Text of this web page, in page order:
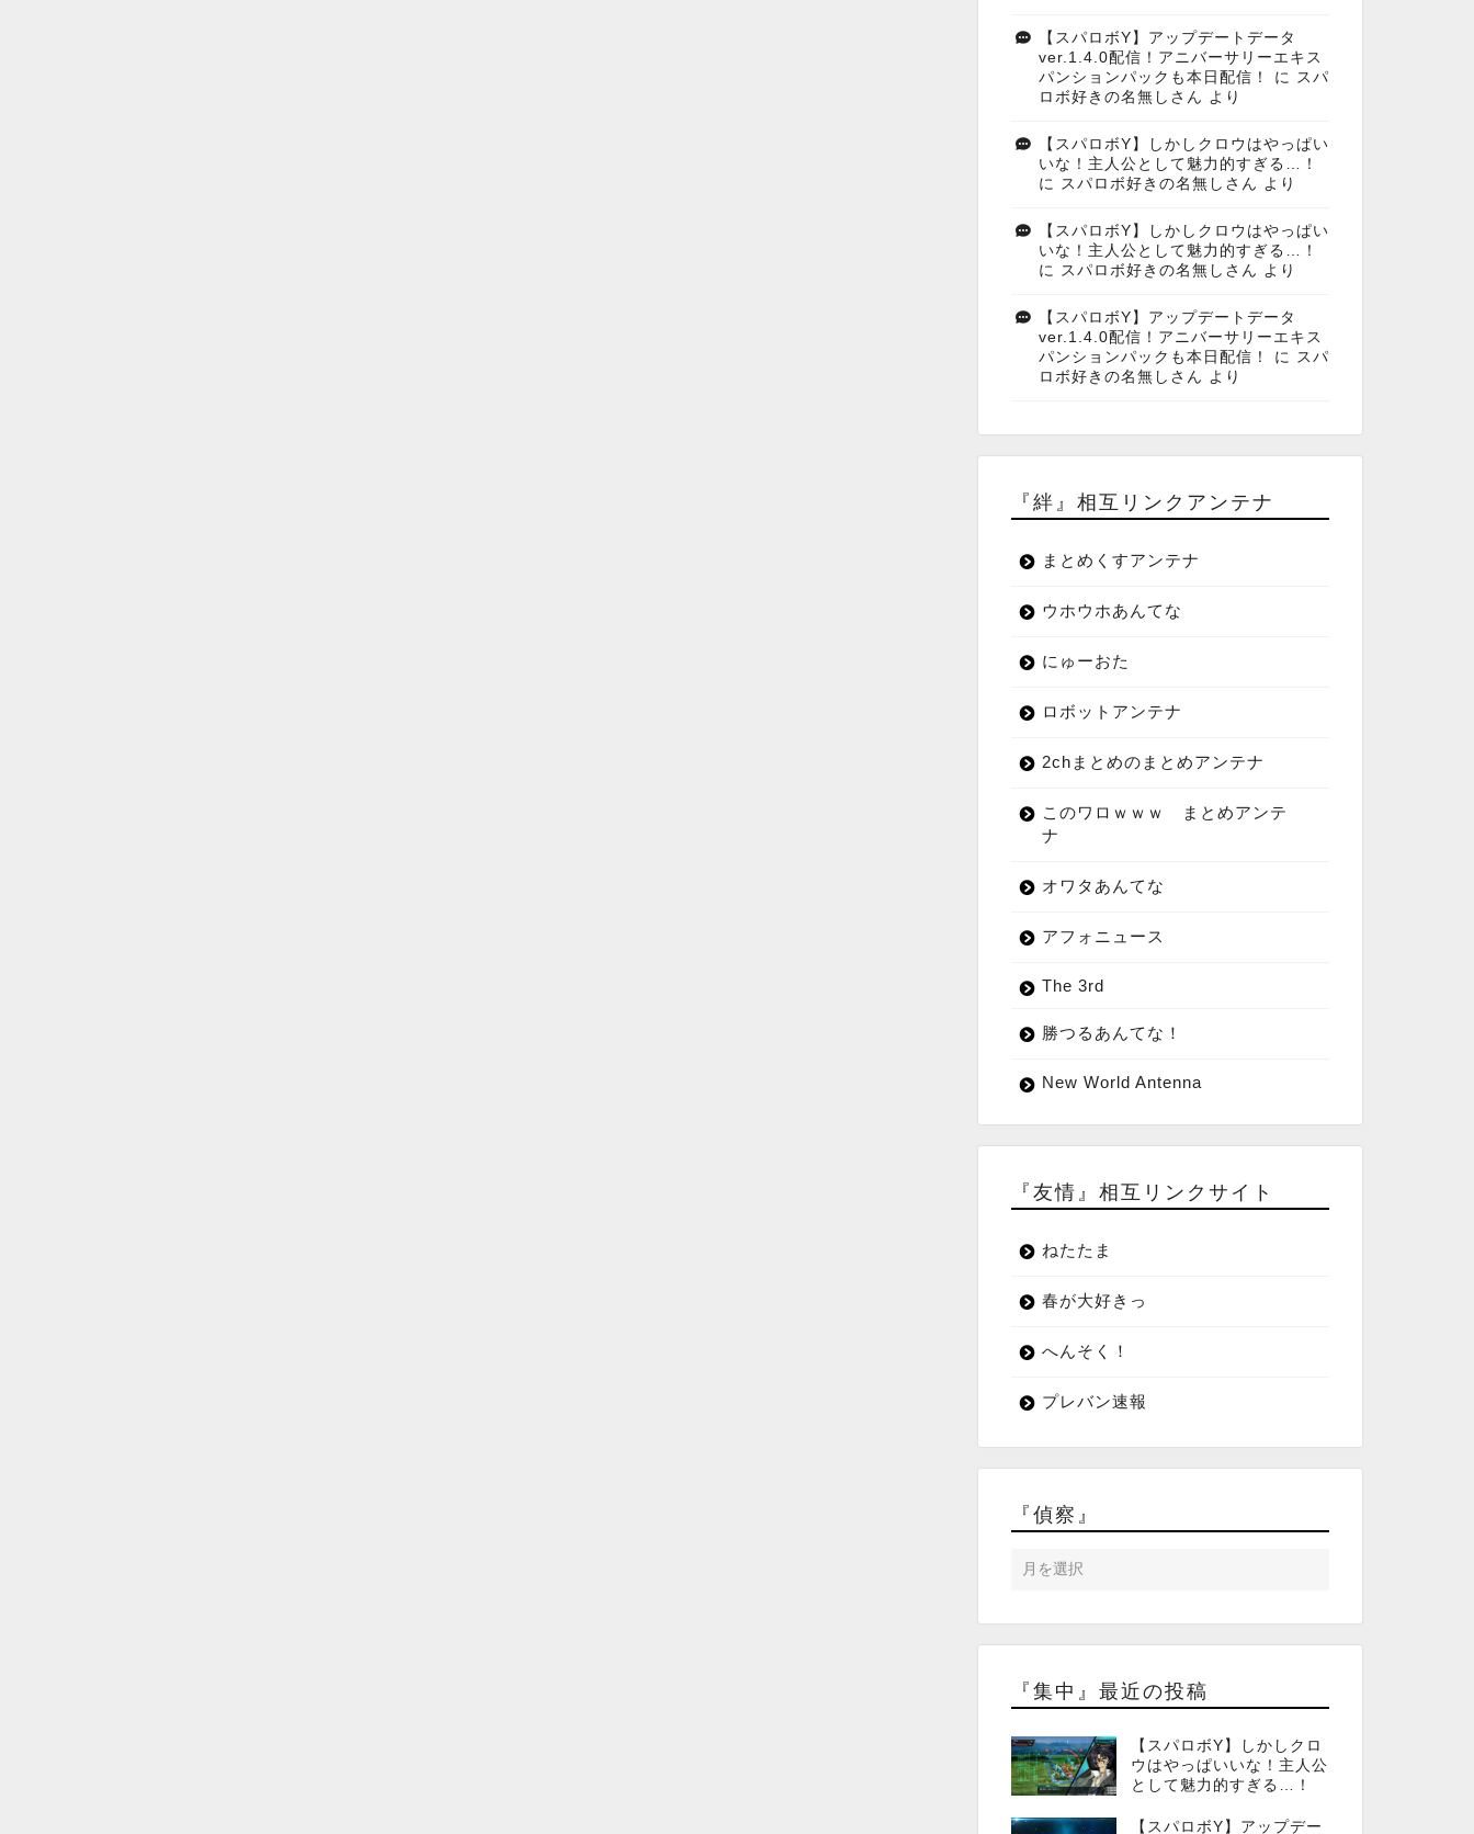
【スパロボY】アップデートデータ
ver.1.4.0配信！アニバーサリーエキス
パンションパックも本日配信！
に
スパ
ロボ好きの名無しさん より
【スパロボY】しかしクロウはやっぱい
いな！主人公として魅力的すぎる…！
に
スパロボ好きの名無しさん より
【スパロボY】しかしクロウはやっぱい
いな！主人公として魅力的すぎる…！
に
スパロボ好きの名無しさん より
【スパロボY】アップデートデータ
ver.1.4.0配信！アニバーサリーエキス
パンションパックも本日配信！
に
スパ
ロボ好きの名無しさん より
『絆』相互リンクアンテナ
まとめくすアンテナ
ウホウホあんてな
にゅーおた
ロボットアンテナ
2chまとめのまとめアンテナ
このワロｗｗｗ まとめアンテ
ナ
オワタあんてな
アフォニュース
The 3rd
勝つるあんてな！
New World Antenna
『友情』相互リンクサイト
ねたたま
春が大好きっ
へんそく！
プレバン速報
『偵察』
『集中』最近の投稿
【スパロボY】しかしクロ
ウはやっぱいいな！主人公
として魅力的すぎる…！
【スパロボY】アップデー